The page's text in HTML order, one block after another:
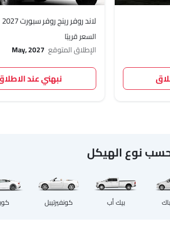
لاند روفر رينج روفر سبورت 2027
السعر قريبًا
الإطلاق المتوقع May, 2027
نبهني عند
نوع الهيكل
بيك أب كونفيرتيبل